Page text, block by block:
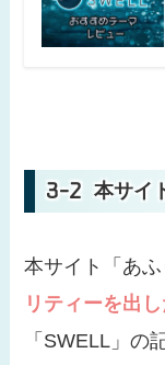
本サイ
本サイト「あふ
リティーを出
「SWELL」の